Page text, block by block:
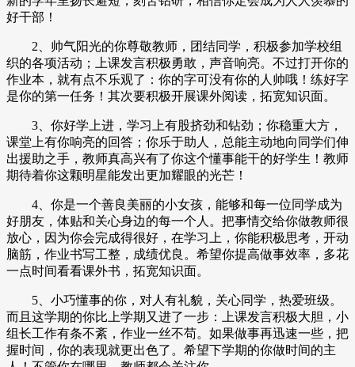
好干部！
2、帅气阳光的你尊敬教师，团结同学，积极参加学校组
织的各项活动；上课发言积极勇敢，声音响亮。不过打开你的
作业本，就有点不乐观了：你的字可没有你的人帅哦！练好字
是你的第一任务！其次要积极开展课外阅读，拓宽知识面。
3、你好学上进，学习上有股挤劲和钻劲；你稳重大方，
课堂上有你响亮的回答；你乐于助人，总能主动地向同学们伸
出援助之手，教师真高兴有了你这个懂事能干的好学生！教师
期待着你这颗明星能发出更加耀眼的光芒！
4、你是一个善良美丽的小女孩，能够和每一位同学成为
好朋友，体贴和关心身边的每一个人。把事情交给你做教师很
放心，因为你会完成得很好，在学习上，你能积极思考，开动
脑筋，作业书写工整，成绩优良。希望你提高做事效率，多花
一点时间看看课外书，拓宽知识面。
5、小巧懂事的你，对人有礼貌，关心同学，热爱班级。
而且这学期的你比上学期又进了一步：上课发言积极大胆，小
组长工作有条不紊，作业一丝不苟。如果做事再迅速一些，把
握时间，你的表现就更出色了。希望下学期的你做时间的主